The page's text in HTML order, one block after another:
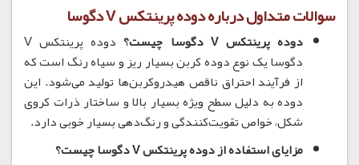
سوالات متداول درباره دوده پرینتکس V دگوسا
دوده پرینتکس V دگوسا چیست؟
دوده پرینتکس V
دگوسا یک نوع دوده کربن بسیار ریز و سیاه رنگ است که
از فرآیند احتراق ناقص هیدروکربن‌ها تولید می‌شود. این
دوده به دلیل سطح ویژه بسیار بالا و ساختار ذرات کروی
شکل، خواص تقویت‌کنندگی و رنگ‌دهی بسیار خوبی دارد.
مزایای استفاده از دوده پرینتکس V دگوسا چیست؟